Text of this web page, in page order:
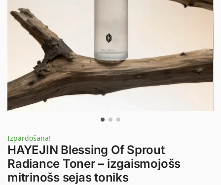
Izpārdošana!
HAYEJIN Blessing Of Sprout
Radiance Toner – izgaismojošs
mitrinošs sejas toniks